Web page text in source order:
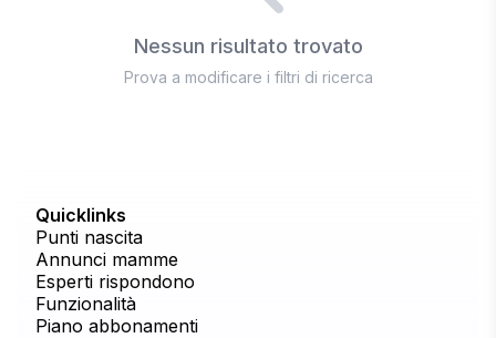
Nessun risultato trovato
Prova a modificare i filtri di ricerca
Quicklinks
Punti nascita
Annunci mamme
Esperti rispondono
Funzionalità
Piano abbonamenti